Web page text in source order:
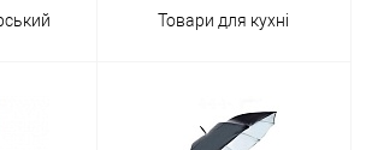
Товари для кухні